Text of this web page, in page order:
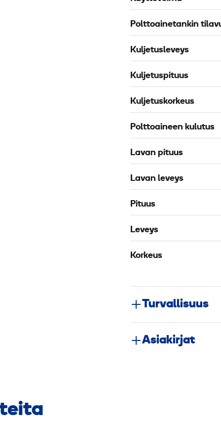
b
o
i
e
Polttoainetankin
Kuljetusleveys
Kuljetuspituus
Kuljetuskorkeus
Polttoaineen kulutus
Lavan pituus
Lavan leveys
Pituus
Leveys
Korkeus
Turvallisuus
Asiakirjat